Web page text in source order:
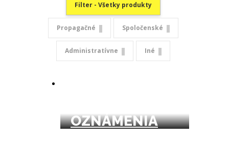
Filter - Všetky produkty
Propagačné Spoločenské
Administratívne Iné
OZNÁMENIA